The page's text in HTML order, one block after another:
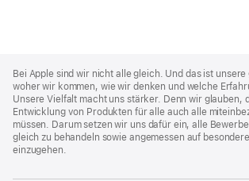
Footer
Bei Apple sind wir nicht alle gleich. Und das ist unsere
woher wir kommen, wie wir denken und welche
Unsere Vielfalt macht uns stärker. Denn wir glauben,
Entwicklung von Produkten für alle auch alle
müssen. Darum setzen wir uns dafür ein, alle
gleich zu behandeln sowie angemessen auf
einzugehen.